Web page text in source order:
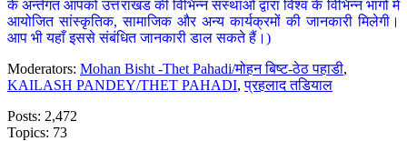
के अर्न्तगत आपको उत्तराखंड की विभिन्न संस्थाओ द्वारा विश्व के विभिन्न भागों में
आयोजित सांस्कृतिक, सामाजिक और अन्य कार्यक्रमों की जानकारी मिलेगी।
आप भी यहाँ इससे संबंधित जानकारी डाल सकते हैं।)
Moderators: Mohan Bisht -Thet Pahadi/मोहन बिष्ट-ठेठ पहाडी,
KAILASH PANDEY/THET PAHADI,प्रहलाद तडियाल
Posts: 2,472
Topics: 73